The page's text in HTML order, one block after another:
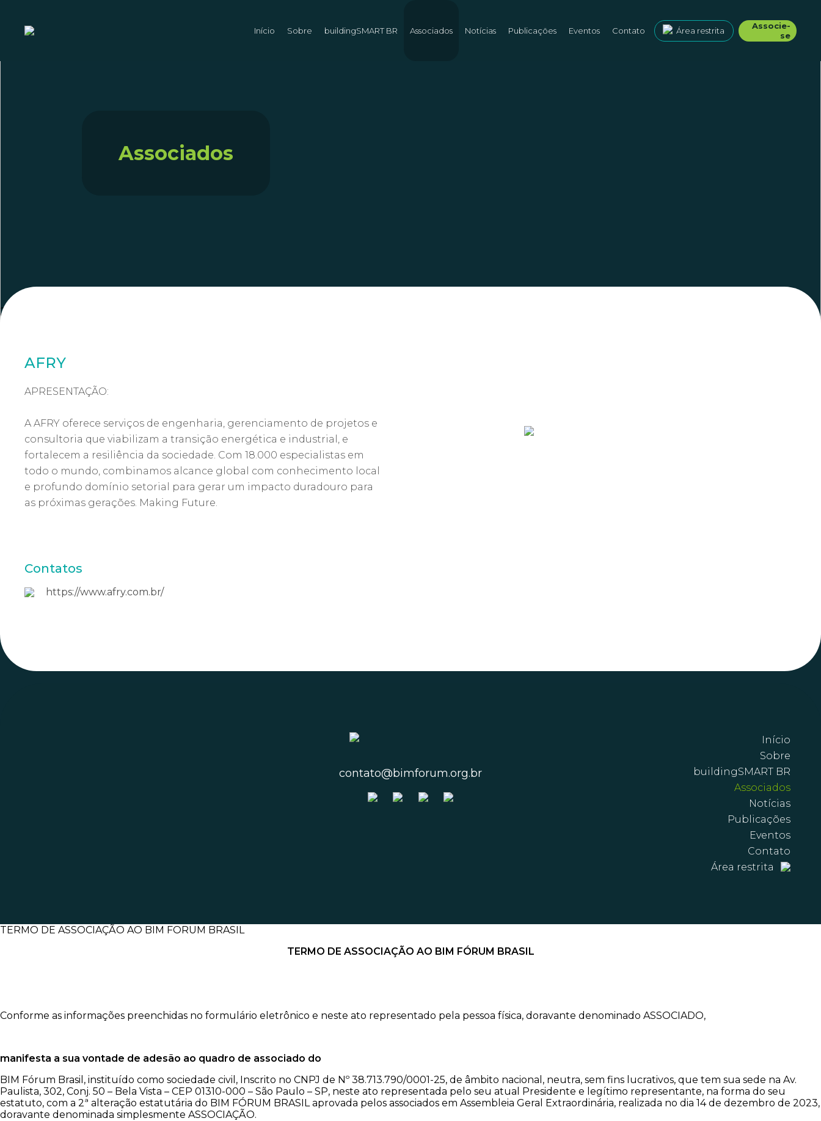
Início Sobre buildingSMART BR Associados Notícias Publicações Eventos Contato Área restrita
Associe-
se
Associados
2001
AFRY
APRESENTAÇÃO:
A AFRY oferece serviços de engenharia, gerenciamento de projetos e
consultoria que viabilizam a transição energética e industrial, e
fortalecem a resiliência da sociedade. Com 18.000 especialistas em
todo o mundo, combinamos alcance global com conhecimento local
e profundo domínio setorial para gerar um impacto duradouro para
as próximas gerações. Making Future.
Contatos
https://www.afry.com.br/
contato@bimforum.org.br
Início
Sobre
buildingSMART BR
Associados
Notícias
Publicações
Eventos
Contato
Área restrita
TERMO DE ASSOCIAÇÃO AO BIM FORUM BRASIL
TERMO DE ASSOCIAÇÃO AO BIM FÓRUM BRASIL
Conforme as informações preenchidas no formulário eletrônico e neste ato representado pela pessoa física, doravante denominado ASSOCIADO,
manifesta a sua vontade de adesão ao quadro de associado do
BIM Fórum Brasil, instituído como sociedade civil, Inscrito no CNPJ de Nº 38.713.790/0001-25, de âmbito nacional, neutra, sem fins lucrativos, que tem sua sede na Av.
Paulista, 302, Conj. 50 – Bela Vista – CEP 01310-000 – São Paulo – SP, neste ato representada pelo seu atual Presidente e legítimo representante, na forma do seu
estatuto, com a 2ª alteração estatutária do BIM FÓRUM BRASIL aprovada pelos associados em Assembleia Geral Extraordinária, realizada no dia 14 de dezembro de 2023,
doravante denominada simplesmente ASSOCIAÇÃO.